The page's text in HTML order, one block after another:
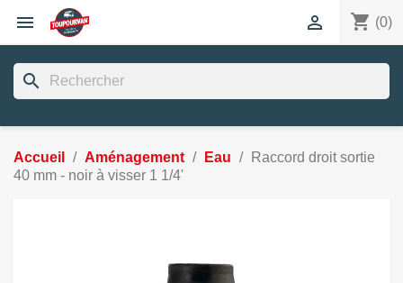
 shopping_cart (0)

search
Accueil Aménagement Eau
Raccord droit sortie
40 mm - noir à visser 1 1/4'